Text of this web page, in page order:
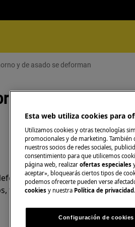
y de asado se deforman
y de asado se
Es posible que se
temperaturas extremadamente
Esta web utiliza cookies para
Utilizamos cookies y otras tecnologías
promocionales y de marketing.
nuestros socios de redes sociales,
consentimiento para que utilicemos
página web, realizar ofertas especiales
aceptar», bloquearás ciertos tipos de
podemos ofrecerte pueden verse
cookies y nuestra Política de privacidad .
Configuración de cookies